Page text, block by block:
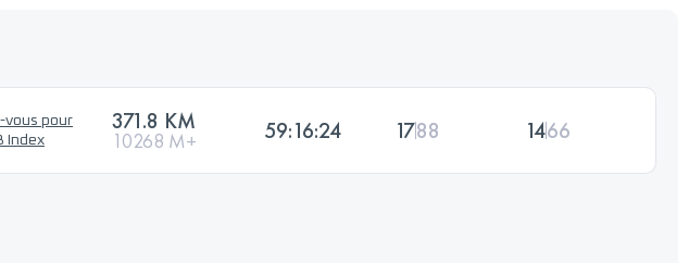
vous pour
Index
371.8 KM
10268 M+ 59:16:24 1788 1466